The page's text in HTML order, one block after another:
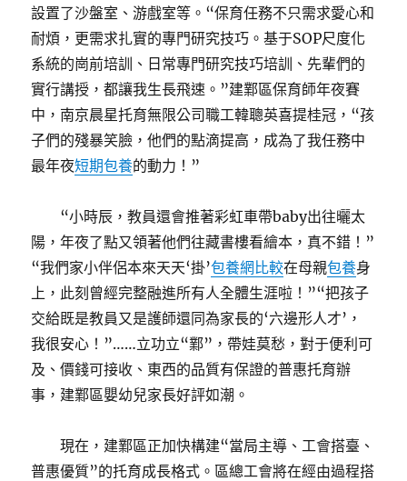
設置了沙盤室、游戲室等。“保育任務不只需求愛心和
耐煩，更需求扎實的專門研究技巧。基于SOP尺度化
系統的崗前培訓、日常專門研究技巧培訓、先輩們的
實行講授，都讓我生長飛速。”建鄴區保育師年夜賽
中，南京晨星托育無限公司職工韓聰英喜提桂冠，“孩
子們的殘暴笑臉，他們的點滴提高，成為了我任務中
最年夜短期包養的動力！”
“小時辰，教員還會推著彩虹車帶baby出往曬太
陽，年夜了點又領著他們往藏書樓看繪本，真不錯！”
“我們家小伴侶本來天天‘掛’包養網比較在母親包養身
上，此刻曾經完整融進所有人全體生涯啦！”“把孩子
交給既是教員又是護師還同為家長的‘六邊形人才’，
我很安心！”……立功立“鄴”，帶娃莫愁，對于便利可
及、價錢可接收、東西的品質有保證的普惠托育辦
事，建鄴區嬰幼兒家長好評如潮。
現在，建鄴區正加快構建“當局主導、工會搭臺、
普惠優質”的托育成長格式。區總工會將在經由過程搭